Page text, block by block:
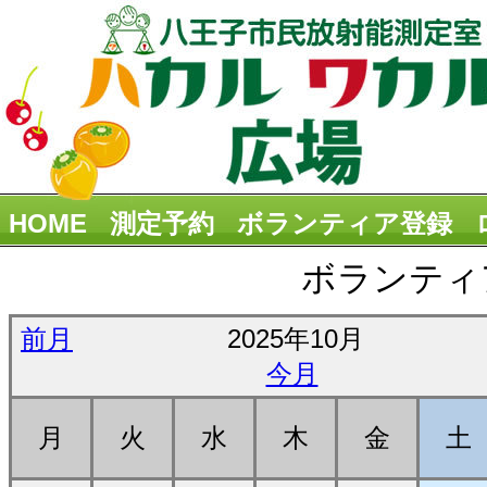
HOME 測定予約 ボランティア登録
ボランテ
前月
2025年10月
今月
月 火 水 木 金 土